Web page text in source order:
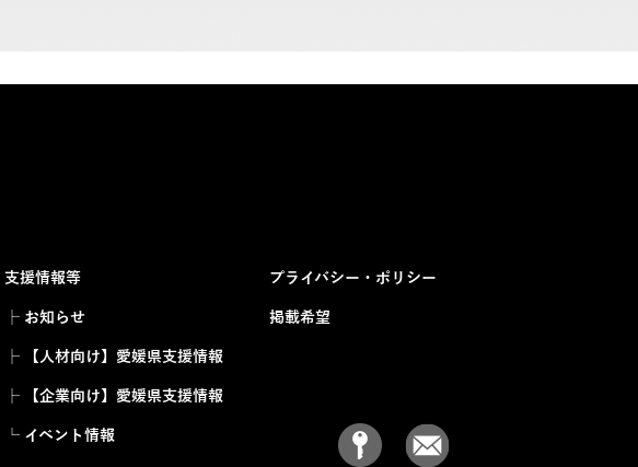
支援情報等
├ お知らせ
├ 【人材向け】愛媛県支援情報
├ 【企業向け】愛媛県支援情報
└ イベント情報
プライバシー・ポリシー
掲載希望